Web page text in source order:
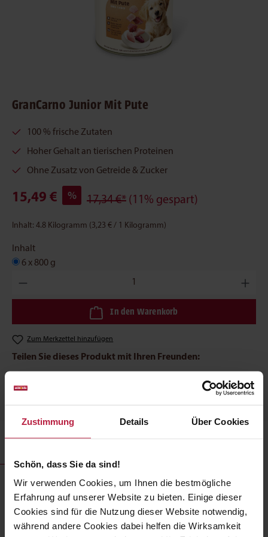
Zustimmung Details Über Cookies
Schön, dass Sie da sind!
Wir verwenden Cookies, um Ihnen die bestmögliche
Erfahrung auf unserer Website zu bieten. Einige dieser
Cookies sind für die Nutzung dieser Website notwendig,
während andere Cookies dabei helfen die Wirksamkeit
GranCarno Junior Mit Pute
100 % frische Zutaten
Hoher Gehalt an tierischen Proteinen
Ohne Zusatz von Getreide & Zucker
15,49 € % 17,34 €* (11% gespart)
Inhalt: 4.8 Kilogramm (3,23 € / 1 Kilogramm)
Inhalt
6 x 800 g
Produkt Anzahl: Gib den gewünschten Wert ein oder benutze
In den Warenkorb
Zum Merkzettel hinzufügen
Teilen Sie dieses Produkt mit Ihren Freunden:
GranCarno® Adult steht für ausgewogene, leckere gesunde
Ernährung auf höchstem Niveau für ausgewachsene Hunde
von 1 - 6 Jahren. Die ausgewählten, frischen fleischlichen
Rohstoffe garantieren den unvergleichlichen Geschmack,